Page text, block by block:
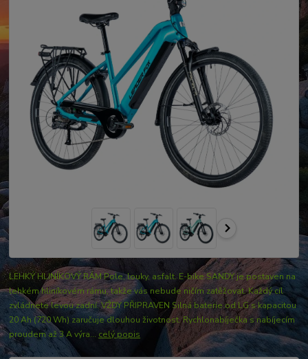
LEHKÝ HLINÍKOVÝ RÁM Pole, louky, asfalt. E-bike SANDY je postaven na
lehkém hliníkovém rámu, takže vás nebude ničím zatěžovat. Každý cíl
zvládnete levou zadní. VŽDY PŘIPRAVEN Silná baterie od LG s kapacitou
20 Ah (720 Wh) zaručuje dlouhou životnost. Rychlonabíječka s nabíjecím
proudem až 3 A výra... celý popis